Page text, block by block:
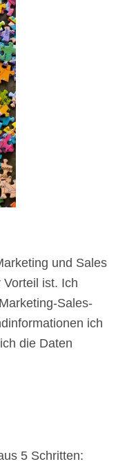
und Sales
ist. Ich
Sales-
ich
die Daten
5 Schritten: